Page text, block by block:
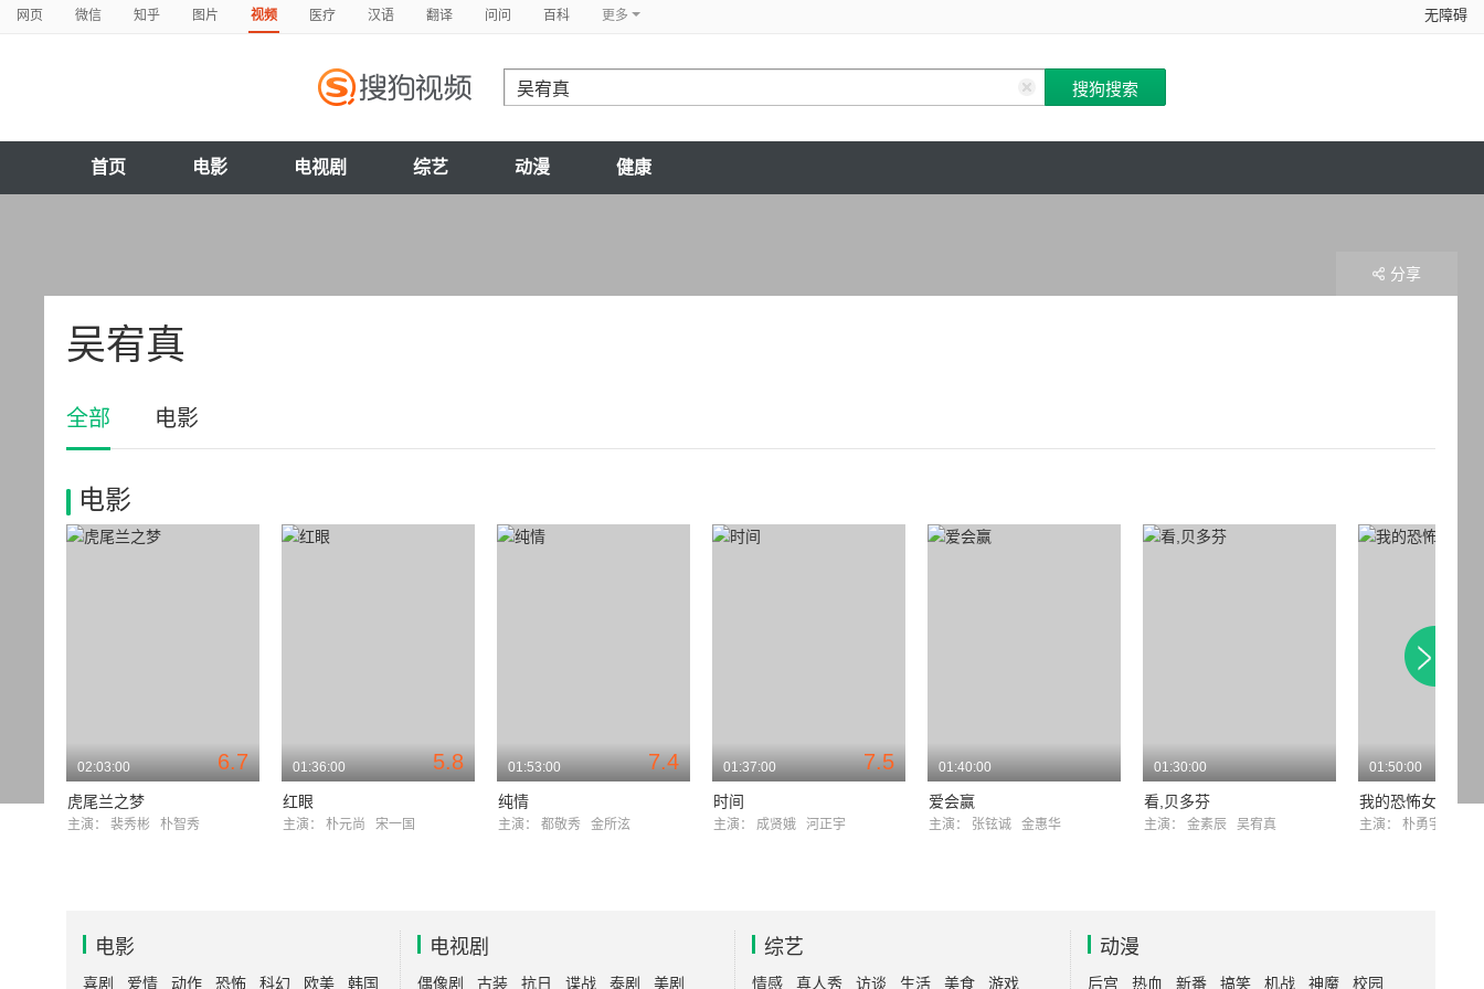
网页 微信 知乎 图片 视频 医疗 汉语 翻译 问问 百科 更多 无障碍
首页 电影 电视剧 综艺 动漫 健康
吴宥真
分享
全部 电影
电影
6.7
02:03:00
虎尾兰之梦
主演： 裴秀彬 朴智秀
5.8
01:36:00
红眼
主演： 朴元尚 宋一国
7.4
01:53:00
纯情
主演： 都敬秀 金所泫
7.5
01:37:00
时间
主演： 成贤娥 河正宇
01:40:00
爱会赢
主演： 张铉诚 金惠华
01:30:00
看,贝多芬
主演： 金素辰 吴宥真
01:50:00
我的恐怖女友
主演： 朴勇宇
电影
喜剧 爱情 动作 恐怖 科幻 欧美 韩国
电视剧
偶像剧 古装 抗日 谍战 泰剧 美剧
综艺
情感 真人秀 访谈 生活 美食 游戏
动漫
后宫 热血 新番 搞笑 机战 神魔 校园